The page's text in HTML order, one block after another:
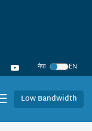
नेपा
EN
Low Bandwidth